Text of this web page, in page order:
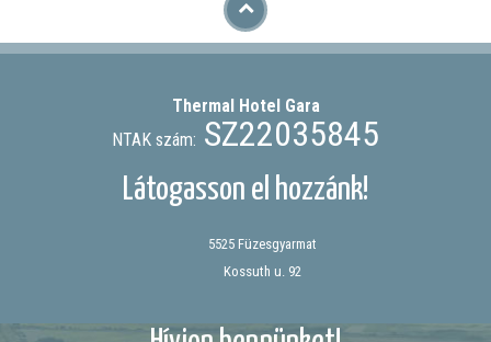
Thermal Hotel Gara
NTAK szám: SZ22035845
Látogasson el hozzánk!
5525 Füzesgyarmat
Kossuth u. 92